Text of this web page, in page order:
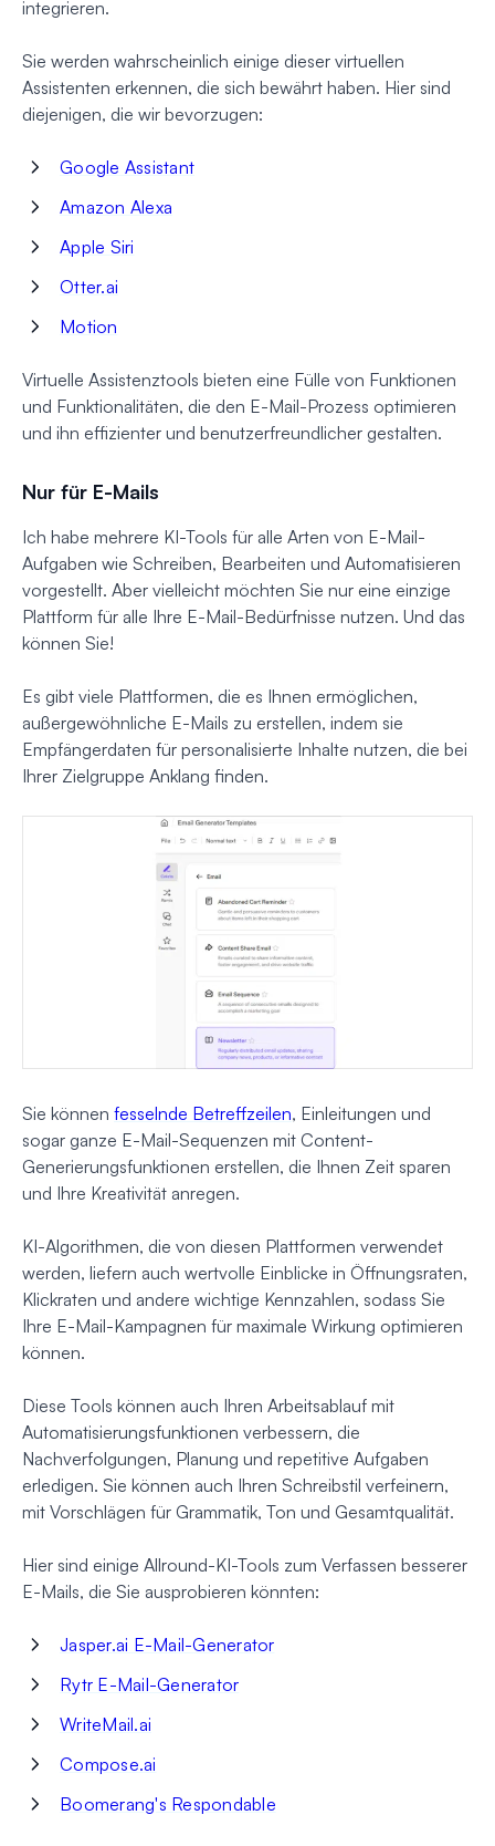
integrieren.
Sie werden wahrscheinlich einige dieser virtuellen
Assistenten erkennen, die sich bewährt haben. Hier sind
diejenigen, die wir bevorzugen:
Google Assistant
Amazon Alexa
Apple Siri
Otter.ai
Motion
Virtuelle Assistenztools bieten eine Fülle von Funktionen
und Funktionalitäten, die den E-Mail-Prozess optimieren
und ihn effizienter und benutzerfreundlicher gestalten.
Nur für E-Mails
Ich habe mehrere KI-Tools für alle Arten von E-Mail-
Aufgaben wie Schreiben, Bearbeiten und Automatisieren
vorgestellt. Aber vielleicht möchten Sie nur eine einzige
Plattform für alle Ihre E-Mail-Bedürfnisse nutzen. Und das
können Sie!
Es gibt viele Plattformen, die es Ihnen ermöglichen,
außergewöhnliche E-Mails zu erstellen, indem sie
Empfängerdaten für personalisierte Inhalte nutzen, die bei
Ihrer Zielgruppe Anklang finden.
Sie können fesselnde Betreffzeilen, Einleitungen und
sogar ganze E-Mail-Sequenzen mit Content-
Generierungsfunktionen erstellen, die Ihnen Zeit sparen
und Ihre Kreativität anregen.
KI-Algorithmen, die von diesen Plattformen verwendet
werden, liefern auch wertvolle Einblicke in Öffnungsraten,
Klickraten und andere wichtige Kennzahlen, sodass Sie
Ihre E-Mail-Kampagnen für maximale Wirkung optimieren
können.
Diese Tools können auch Ihren Arbeitsablauf mit
Automatisierungsfunktionen verbessern, die
Nachverfolgungen, Planung und repetitive Aufgaben
erledigen. Sie können auch Ihren Schreibstil verfeinern,
mit Vorschlägen für Grammatik, Ton und Gesamtqualität.
Hier sind einige Allround-KI-Tools zum Verfassen besserer
E-Mails, die Sie ausprobieren könnten:
Jasper.ai E-Mail-Generator
Rytr E-Mail-Generator
WriteMail.ai
Compose.ai
Boomerang's Respondable